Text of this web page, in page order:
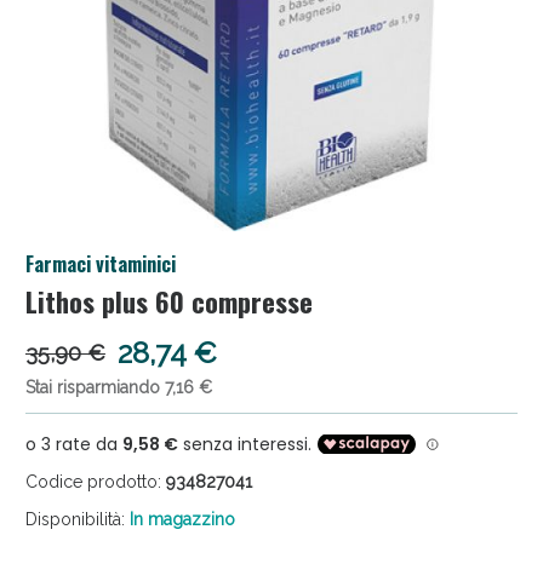
Farmaci vitaminici
Lithos plus 60 compresse
35,90 € 28,74 €
Stai risparmiando 7,16 €
Codice prodotto: 934827041
Disponibilità: In magazzino
Salini e Multivitaminici: oggi Sconto extra fino al